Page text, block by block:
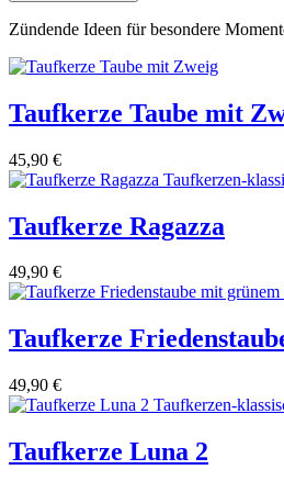
Donau
Menge
Zündende Ideen für besondere
Taufkerze Taube mit
45,90 €
Taufkerze Ragazza
49,90 €
Taufkerze
49,90 €
Taufkerze Luna 2